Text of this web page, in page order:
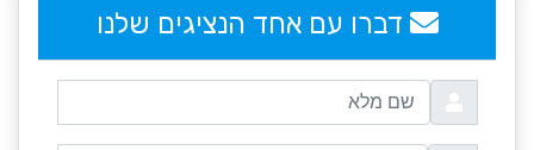
דברו עם אחד הנציגים שלנו